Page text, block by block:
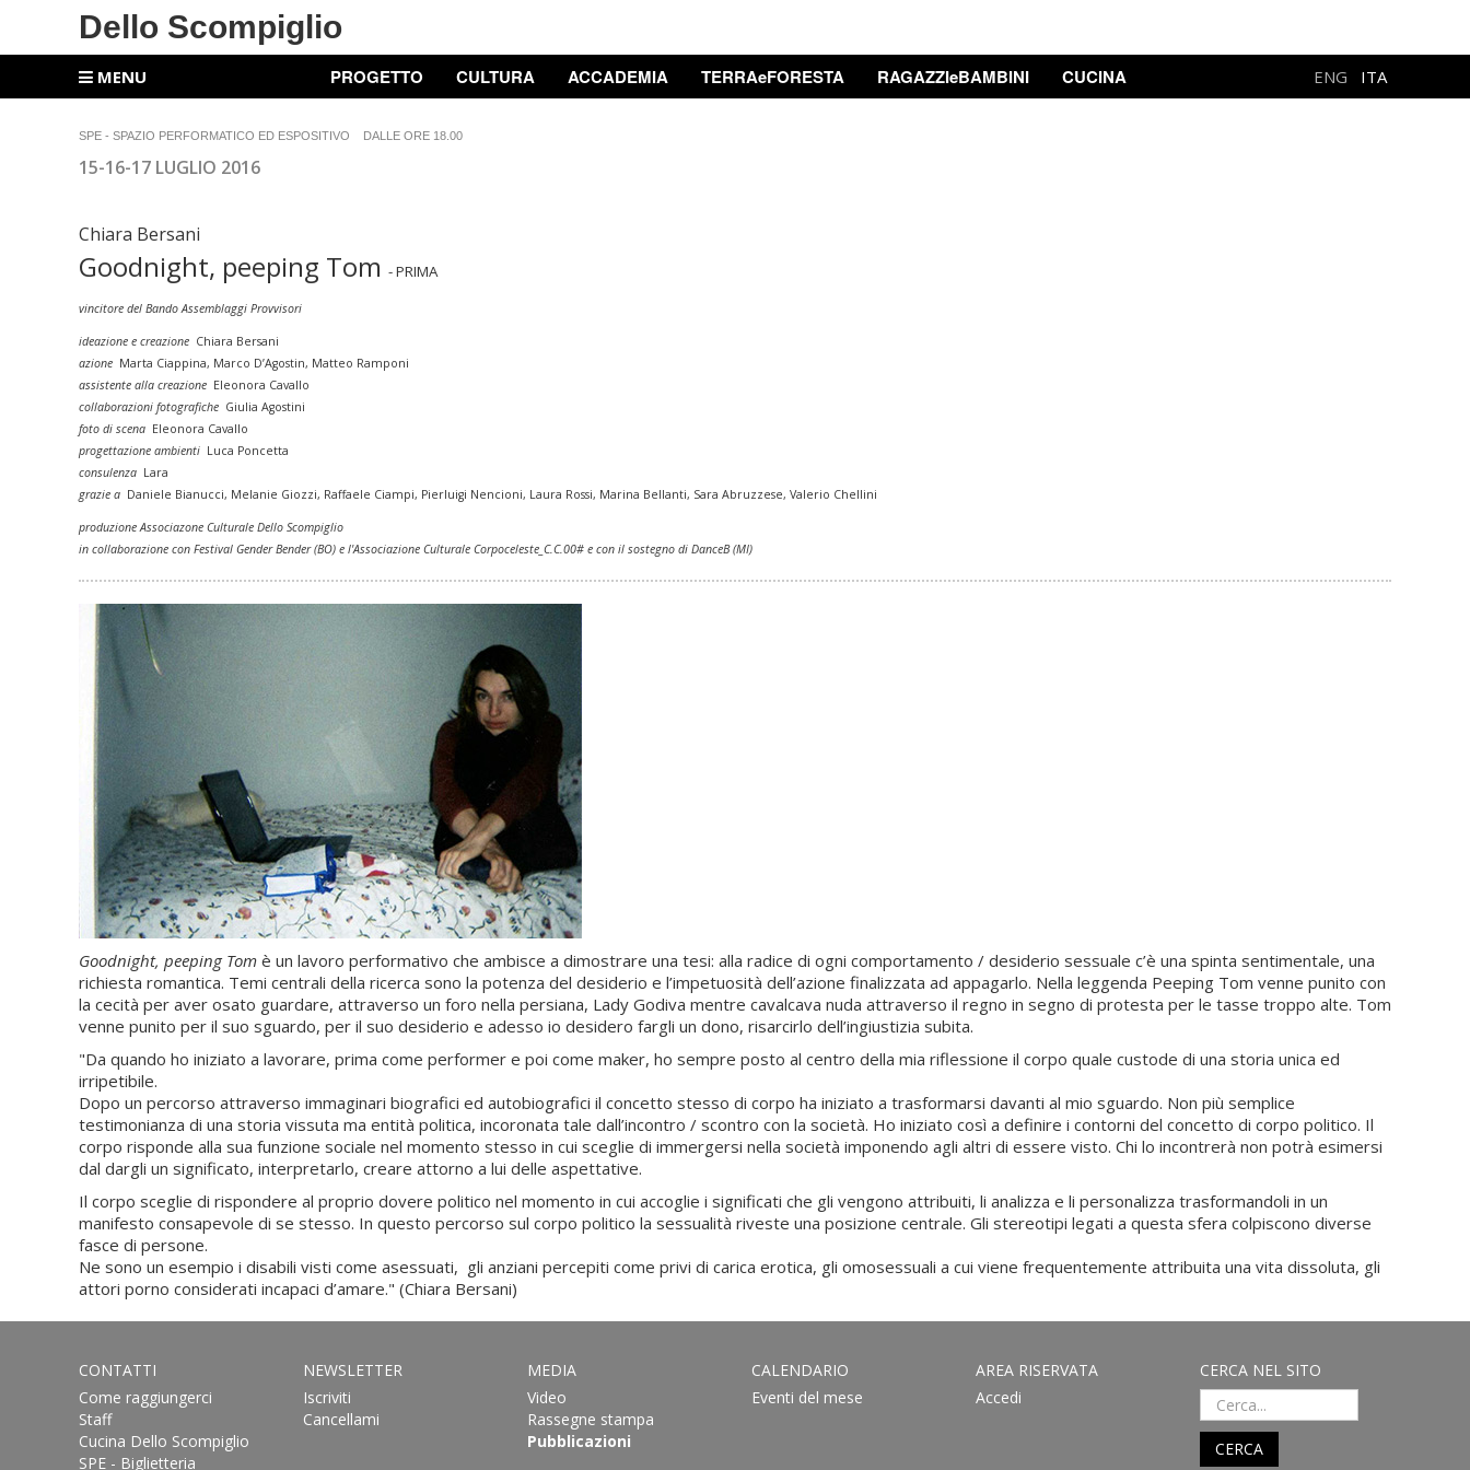
Dello Scompiglio
MENU PROGETTO CULTURA ACCADEMIA TERRAeFORESTA RAGAZZIeBAMBINI CUCINA ENG ITA
SPE - SPAZIO PERFORMATICO ED ESPOSITIVO DALLE ORE 18.00
15-16-17 LUGLIO 2016
Chiara Bersani
Goodnight, peeping Tom - PRIMA
vincitore del Bando Assemblaggi Provvisori
ideazione e creazione Chiara Bersani
azione Marta Ciappina, Marco D’Agostin, Matteo Ramponi
assistente alla creazione Eleonora Cavallo
collaborazioni fotografiche Giulia Agostini
foto di scena Eleonora Cavallo
progettazione ambienti Luca Poncetta
consulenza Lara
grazie a Daniele Bianucci, Melanie Giozzi, Raffaele Ciampi, Pierluigi Nencioni, Laura Rossi, Marina Bellanti, Sara Abruzzese, Valerio Chellini
produzione Associazone Culturale Dello Scompiglio
in collaborazione con Festival Gender Bender (BO) e l'Associazione Culturale Corpoceleste_C.C.00# e con il sostegno di DanceB (MI)
Goodnight, peeping Tom è un lavoro performativo che ambisce a dimostrare una tesi: alla radice di ogni comportamento / desiderio sessuale c’è una spinta sentimentale, una
richiesta romantica. Temi centrali della ricerca sono la potenza del desiderio e l’impetuosità dell’azione finalizzata ad appagarlo. Nella leggenda Peeping Tom venne punito con
la cecità per aver osato guardare, attraverso un foro nella persiana, Lady Godiva mentre cavalcava nuda attraverso il regno in segno di protesta per le tasse troppo alte. Tom
venne punito per il suo sguardo, per il suo desiderio e adesso io desidero fargli un dono, risarcirlo dell’ingiustizia subita.
"Da quando ho iniziato a lavorare, prima come performer e poi come maker, ho sempre posto al centro della mia riflessione il corpo quale custode di una storia unica ed
irripetibile.
Dopo un percorso attraverso immaginari biografici ed autobiografici il concetto stesso di corpo ha iniziato a trasformarsi davanti al mio sguardo. Non più semplice
testimonianza di una storia vissuta ma entità politica, incoronata tale dall’incontro / scontro con la società. Ho iniziato così a definire i contorni del concetto di corpo politico. Il
corpo risponde alla sua funzione sociale nel momento stesso in cui sceglie di immergersi nella società imponendo agli altri di essere visto. Chi lo incontrerà non potrà esimersi
dal dargli un significato, interpretarlo, creare attorno a lui delle aspettative.
Il corpo sceglie di rispondere al proprio dovere politico nel momento in cui accoglie i significati che gli vengono attribuiti, li analizza e li personalizza trasformandoli in un
manifesto consapevole di se stesso. In questo percorso sul corpo politico la sessualità riveste una posizione centrale. Gli stereotipi legati a questa sfera colpiscono diverse
fasce di persone.
Ne sono un esempio i disabili visti come asessuati, gli anziani percepiti come privi di carica erotica, gli omosessuali a cui viene frequentemente attribuita una vita dissoluta, gli
attori porno considerati incapaci d’amare." (Chiara Bersani)
CONTATTI
Come raggiungerci
Staff
Cucina Dello Scompiglio
SPE - Biglietteria
NEWSLETTER
Iscriviti
Cancellami
MEDIA
Video
Rassegne stampa
Pubblicazioni
CALENDARIO
Eventi del mese
AREA RISERVATA
Accedi
CERCA NEL SITO
CERCA